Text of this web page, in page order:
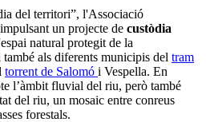
del territori”, l'Associació
un projecte de custòdia
natural protegit de la
també als diferents municipis del tram
torrent de Salomó i Vespella. En
l’àmbit fluvial del riu, però també
del riu, un mosaic entre conreus
forestals.